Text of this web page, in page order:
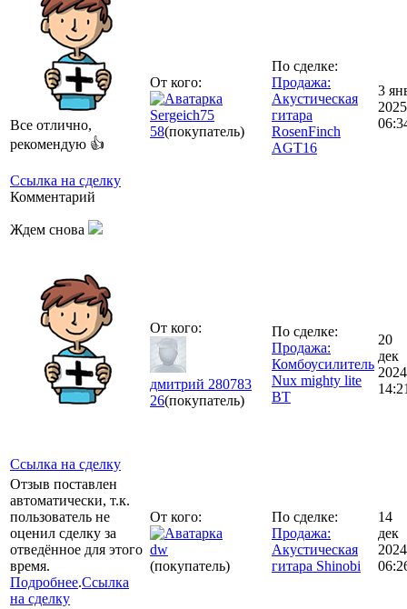
Все отлично,
рекомендую 👍
Ссылка на сделку
Комментарий
Ждем снова
От кого:
Sergeich75
58(покупатель)
По сделке:
Продажа:
Акустическая
гитара
RosenFinch
AGT16
3
2025
Ссылка на сделку
От кого:
дмитрий 280783
26(покупатель)
По сделке:
Продажа:
Комбоусилитель
Nux mighty lite
BT
20
дек
2024
Отзыв поставлен
автоматически, т.к.
пользователь не
оценил сделку за
отведённое для этого
время.
Подробнее.Ссылка
на сделку
От кого:
dw
(покупатель)
По сделке:
Продажа:
Акустическая
гитара Shinobi
14
дек
2024